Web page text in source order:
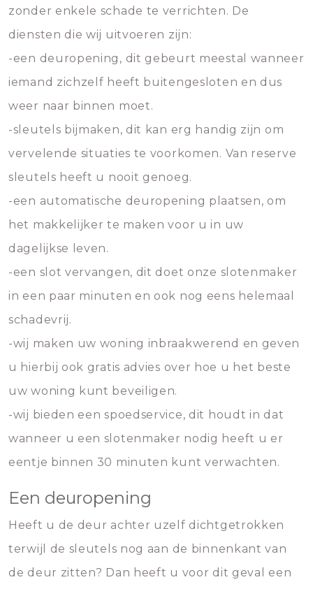
zonder enkele schade te verrichten. De
diensten die wij uitvoeren zijn:
-een deuropening, dit gebeurt meestal wanneer
iemand zichzelf heeft buitengesloten en dus
weer naar binnen moet.
-sleutels bijmaken, dit kan erg handig zijn om
vervelende situaties te voorkomen. Van reserve
sleutels heeft u nooit genoeg.
-een automatische deuropening plaatsen, om
het makkelijker te maken voor u in uw
dagelijkse leven.
-een slot vervangen, dit doet onze slotenmaker
in een paar minuten en ook nog eens helemaal
schadevrij.
-wij maken uw woning inbraakwerend en geven
u hierbij ook gratis advies over hoe u het beste
uw woning kunt beveiligen.
-wij bieden een spoedservice, dit houdt in dat
wanneer u een slotenmaker nodig heeft u er
eentje binnen 30 minuten kunt verwachten.
Een deuropening
Heeft u de deur achter uzelf dichtgetrokken
terwijl de sleutels nog aan de binnenkant van
de deur zitten? Dan heeft u voor dit geval een